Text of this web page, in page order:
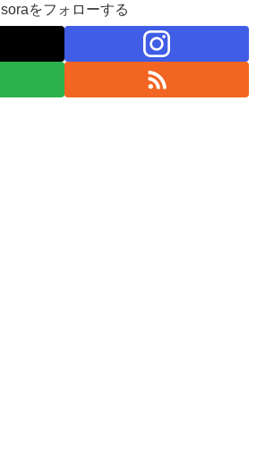
soraをフォローする